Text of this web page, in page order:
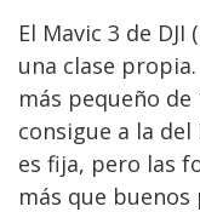
El Mavic 3 de DJI
una clase
más pequeño de
consigue a la
es fija, pero las
más que